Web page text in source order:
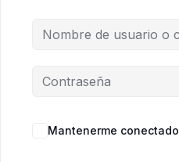
Mantenerme conectado